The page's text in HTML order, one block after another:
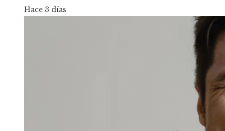
Hace 3 días